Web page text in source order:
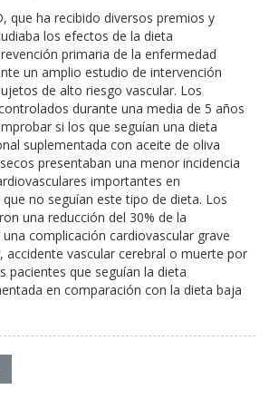
que ha recibido diversos premios y
los efectos de la dieta
primaria de la enfermedad
un amplio estudio de intervención
de alto riesgo vascular. Los
durante una media de 5 años
si los que seguían una dieta
suplementada con aceite de oliva
presentaban una menor incidencia
importantes en
no seguían este tipo de dieta. Los
una reducción del 30% de la
complicación cardiovascular grave
vascular cerebral o muerte por
pacientes que seguían la dieta
en comparación con la dieta baja